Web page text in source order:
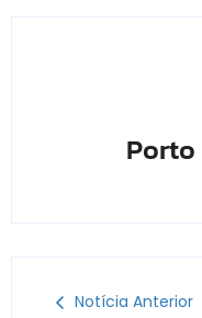
Notícia Anterior